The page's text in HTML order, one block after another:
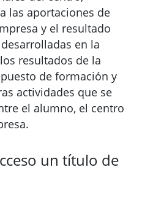
las aportaciones de
y el resultado
en la
resultados de la
de formación y
actividades que se
el alumno, el centro
un título de